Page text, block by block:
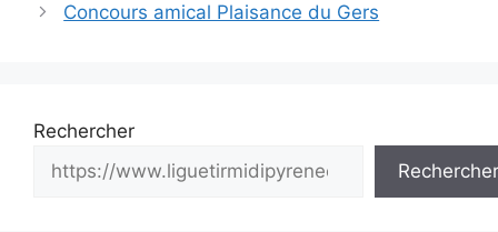
Concours amical Plaisance du Gers
Rechercher
Rechercher